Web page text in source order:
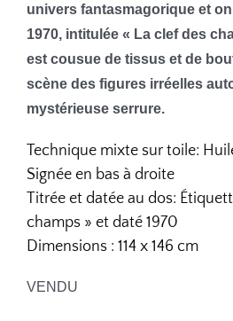
univers fantasmagorique et
1970, intitulée « La clef des
est cousue de tissus et de
scène des figures irréelles
mystérieuse serrure.
Technique mixte sur toile:
Signée en bas à droite
Titrée et datée au dos:
champs » et daté 1970
Dimensions : 114 x 146 cm
VENDU